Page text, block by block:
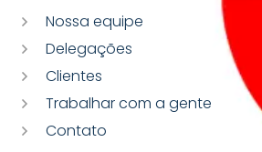
Nossa equipe
Delegações
Clientes
Trabalhar com a gente
Contato